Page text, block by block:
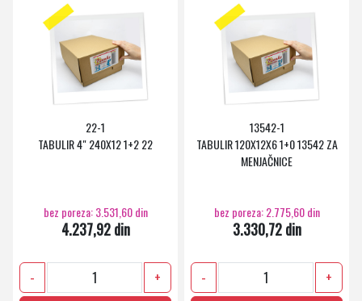
22-1
TABULIR 4" 240X12 1+2 22
bez poreza: 3.531,60 din
4.237,92 din
-
+
13542-1
TABULIR 120X12X6 1+0 13542 ZA
MENJAČNICE
bez poreza: 2.775,60 din
3.330,72 din
-
+